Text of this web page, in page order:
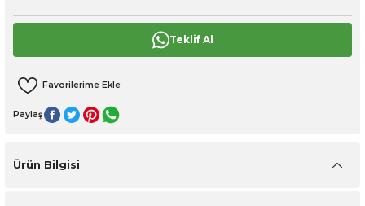
Teklif Al
Paylaş
Ürün Bilgisi